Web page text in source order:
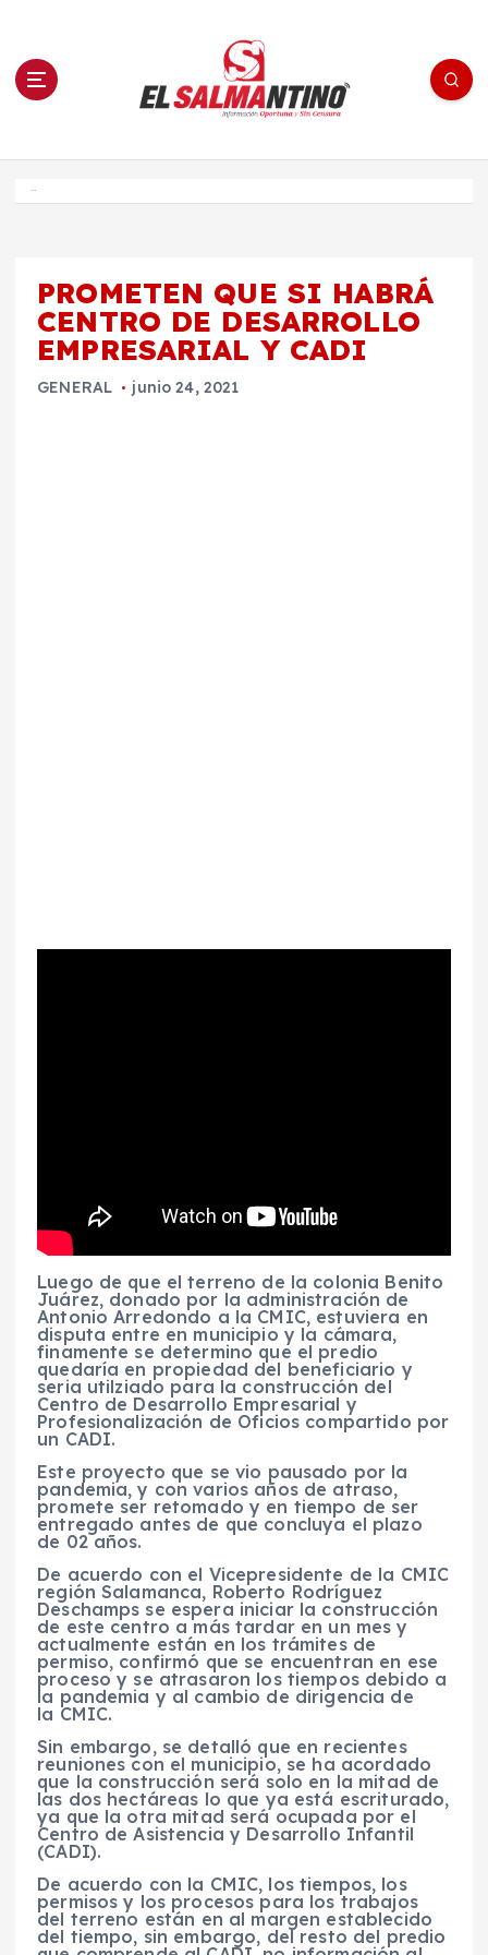
n El Salmantino - medios/noticias/editorial
PROMETEN QUE SI HABRÁ
CENTRO DE DESARROLLO
EMPRESARIAL Y CADI
GENERAL junio 24, 2021
Luego de que el terreno de la colonia Benito
Juárez, donado por la administración de
Antonio Arredondo a la CMIC, estuviera en
disputa entre en municipio y la cámara,
finamente se determino que el predio
quedaría en propiedad del beneficiario y
seria utilziado para la construcción del
Centro de Desarrollo Empresarial y
Profesionalización de Oficios compartido por
un CADI.
Este proyecto que se vio pausado por la
pandemia, y con varios años de atraso,
promete ser retomado y en tiempo de ser
entregado antes de que concluya el plazo
de 02 años.
De acuerdo con el Vicepresidente de la CMIC
región Salamanca, Roberto Rodríguez
Deschamps se espera iniciar la construcción
de este centro a más tardar en un mes y
actualmente están en los trámites de
permiso, confirmó que se encuentran en ese
proceso y se atrasaron los tiempos debido a
la pandemia y al cambio de dirigencia de
la CMIC.
Sin embargo, se detalló que en recientes
reuniones con el municipio, se ha acordado
que la construcción será solo en la mitad de
las dos hectáreas lo que ya está escriturado,
ya que la otra mitad será ocupada por el
Centro de Asistencia y Desarrollo Infantil
(CADI).
De acuerdo con la CMIC, los tiempos, los
permisos y los procesos para los trabajos
del terreno están en al margen establecido
del tiempo, sin embargo, del resto del predio